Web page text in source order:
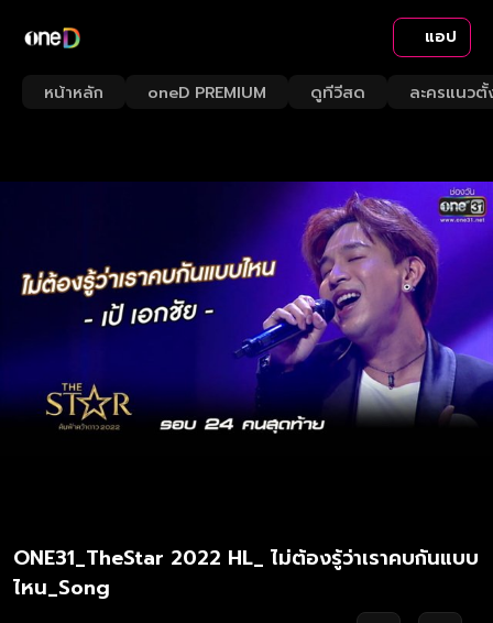
แอป
หน้าหลัก oneD PREMIUM ดูทีวีสด ละครแนวตั้
ONE31_TheStar 2022 HL_ ไม่ต้องรู้ว่าเราคบกันแบบ
ไหน_Song